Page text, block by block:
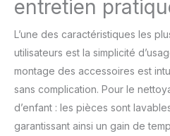
inox
entretien
L’une des caractéristiques les
utilisateurs est la simplicité
montage des accessoires est
sans complication. Pour le
d’enfant : les pièces sont
garantissant ainsi un gain de